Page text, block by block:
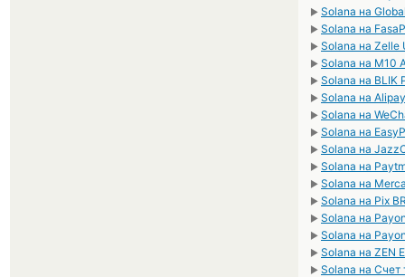
► Solana на
► Solana на
► Solana на Zelle
► Solana на M10
► Solana на BLIK
► Solana на
► Solana на
► Solana на
► Solana на
► Solana на
► Solana на
► Solana на Pix
► Solana на
► Solana на
► Solana на ZEN
► Solana на Счет